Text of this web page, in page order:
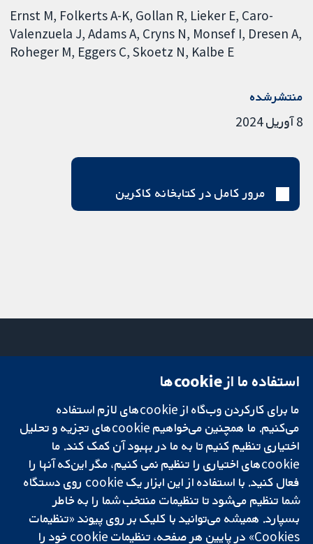
Ernst M Folkerts A-K Gollan R Lieker E Caro-
Valenzuela J Adams A Cryns N Monsef I Dresen A
Roheger M Eggers C Skoetz N Kalbe E
منتشرشده
8 آوریل 2024
مرور کامل در کتابخانه کاکرین
تحقیقات قابل
اعتماد.
تصمیم‌گیری آگاهانه.
سلامت بهتر.
میدان کاوندیش
لندن
W1G 0AN
بریتانیا
دفتر رسانه‌ای
درباره ما
فرصت‌های
شغلی
Cochrane
Library
شبکه همکاری کاکرین، یک مؤسسه خیریه (شماره 1045921) و یک شرکت با
استفاده ما از cookie‌ها
ما برای کارکردن وب‌گاه از cookie‌های لازم استفاده
می‌کنیم. ما همچنین می‌خواهیم cookie‌های تجزیه و تحلیل
اختیاری تنظیم کنیم تا به ما در بهبود آن کمک کند. ما
cookie‌های اختیاری را تنظیم نمی کنیم، مگر این‌که آنها را
فعال کنید. با استفاده از این ابزار یک cookie‌ روی دستگاه
شما تنظیم می‌شود تا تنظیمات منتخب شما را به خاطر
بسپارد. همیشه می‌توانید با کلیک بر روی پیوند «تنظیمات
Cookies» در پایین هر صفحه، تنظیمات cookie‌ خود را